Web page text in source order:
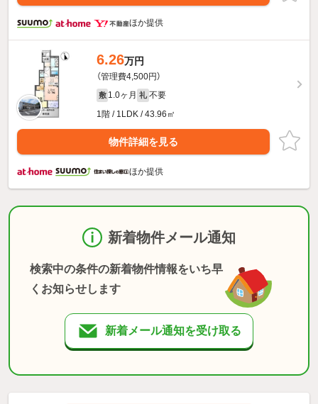
ほか提供
6.26万円
（管理費4,500円）
敷 1.0ヶ月 礼 不要
1階 / 1LDK / 43.96㎡
物件詳細を見る
ほか提供
新着物件メール通知
検索中の条件の新着物件情報をいち早
くお知らせします
新着メール通知を受け取る